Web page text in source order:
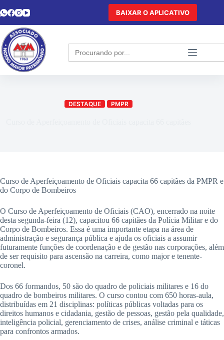
BAIXAR O APLICATIVO
Search
for:
DESTAQUE PMPR
Curso de Aperfeiçoamento de Oficiais capacita 66 capitães da PMPR e
do Corpo de Bombeiros
O Curso de Aperfeiçoamento de Oficiais (CAO), encerrado na noite
desta segunda-feira (12), capacitou 66 capitães da Polícia Militar e do
Corpo de Bombeiros. Essa é uma importante etapa na área de
administração e segurança pública e ajuda os oficiais a assumir
futuramente funções de coordenação e de gestão nas corporações, além
de ser requisito para ascensão na carreira, como major e tenente-
coronel.
Dos 66 formandos, 50 são do quadro de policiais militares e 16 do
quadro de bombeiros militares. O curso contou com 650 horas-aula,
distribuídas em 21 disciplinas: políticas públicas voltadas para os
direitos humanos e cidadania, gestão de pessoas, gestão pela qualidade,
inteligência policial, gerenciamento de crises, análise criminal e táticas
para confrontos armados.